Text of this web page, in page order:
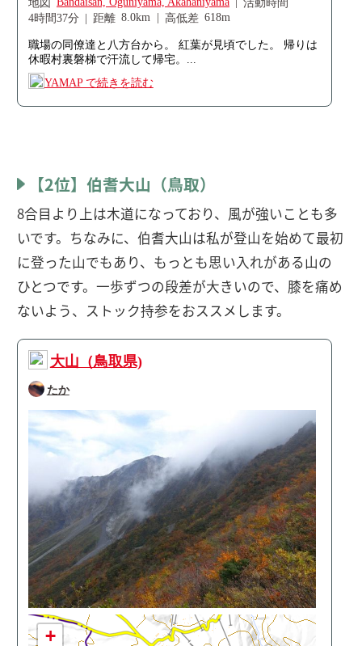
【2位】伯耆大山（鳥取）
8合目より上は木道になっており、風が強いことも多
いです。ちなみに、伯耆大山は私が登山を始めて最初
に登った山でもあり、もっとも思い入れがある山の
ひとつです。一歩ずつの段差が大きいので、膝を痛め
ないよう、ストック持参をおススメします。